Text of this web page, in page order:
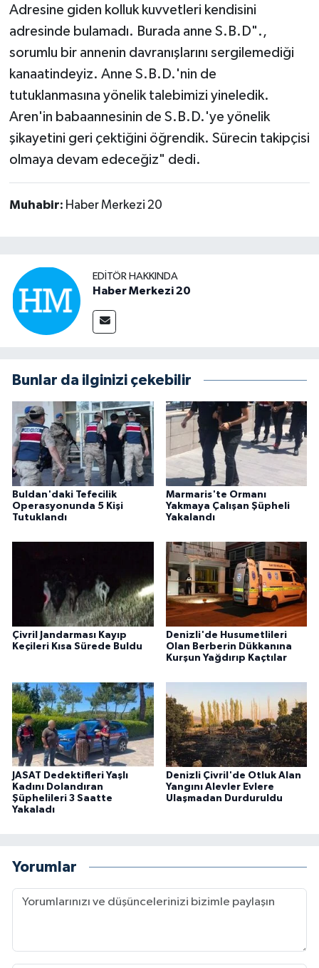
Adresine giden kolluk kuvvetleri kendisini
adresinde bulamadı. Burada anne S.B.D".,
sorumlu bir annenin davranışlarını sergilemediği
kanaatindeyiz. Anne S.B.D.'nin de
tutuklanmasına yönelik talebimizi yineledik.
Aren'in babaannesinin de S.B.D.'ye yönelik
şikayetini geri çektiğini öğrendik. Sürecin takipçisi
olmaya devam edeceğiz" dedi.
Muhabir: Haber Merkezi 20
EDITÖR HAKKINDA
Haber Merkezi 20
Bunlar da ilginizi çekebilir
Buldan'daki Tefecilik
Operasyonunda 5 Kişi
Tutuklandı
Marmaris'te Ormanı
Yakmaya Çalışan Şüpheli
Yakalandı
Çivril Jandarması Kayıp
Keçileri Kısa Sürede Buldu
Denizli'de Husumetlileri
Olan Berberin Dükkanına
Kurşun Yağdırıp Kaçtılar
JASAT Dedektifleri Yaşlı
Kadını Dolandıran
Şüphelileri 3 Saatte
Yakaladı
Denizli Çivril'de Otluk Alan
Yangını Alevler Evlere
Ulaşmadan Durduruldu
Yorumlar